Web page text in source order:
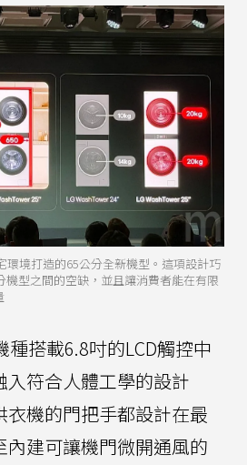
境打造的65公分全新機型。這項設計巧
機型之間的空缺，並且讓消費者能在有限
種搭載6.8吋的LCD觸控中
入符合人體工學的設計
機的門把手都設計在最
內建可讓機門微開通風的